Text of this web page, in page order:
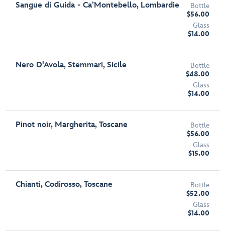
Sangue di Guida - Ca’Montebello, Lombardie
Bottle
$56.00
Glass
$14.00
Nero D'Avola, Stemmari, Sicile
Bottle
$48.00
Glass
$14.00
Pinot noir, Margherita, Toscane
Bottle
$56.00
Glass
$15.00
Chianti, Codirosso, Toscane
Bottle
$52.00
Glass
$14.00